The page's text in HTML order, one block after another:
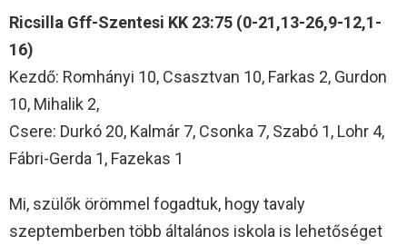
Ricsilla Gff-Szentesi KK 23:75 (0-21,13-26,9-12,1-
16)
Kezdő: Romhányi 10, Csasztvan 10, Farkas 2, Gurdon
10, Mihalik 2,
Csere: Durkó 20, Kalmár 7, Csonka 7, Szabó 1, Lohr 4,
Fábri-Gerda 1, Fazekas 1
Mi, szülők örömmel fogadtuk, hogy tavaly
szeptemberben több általános iskola is lehetőséget